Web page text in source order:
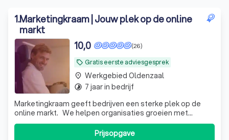
1.Marketingkraam | Jouw plek op de online
markt
local_offer Gratis eerste adviesgesprek
(26)
10,0
Marketingkraam geeft bedrijven een sterke plek op de
online markt. We helpen organisaties groeien met
transparante online marketing – van vindbaarheid tot
conversie. Groeipakketten vanaf € 800 p/m
Prijsopgave
place Werkgebied Oldenzaal
timelapse 7 jaar in bedrijf